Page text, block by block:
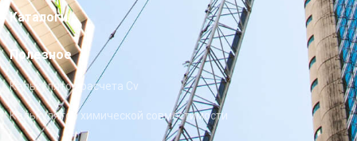
Каталоги
Полезное
Калькулятор расчета Cv
Калькулятор химической совместимости